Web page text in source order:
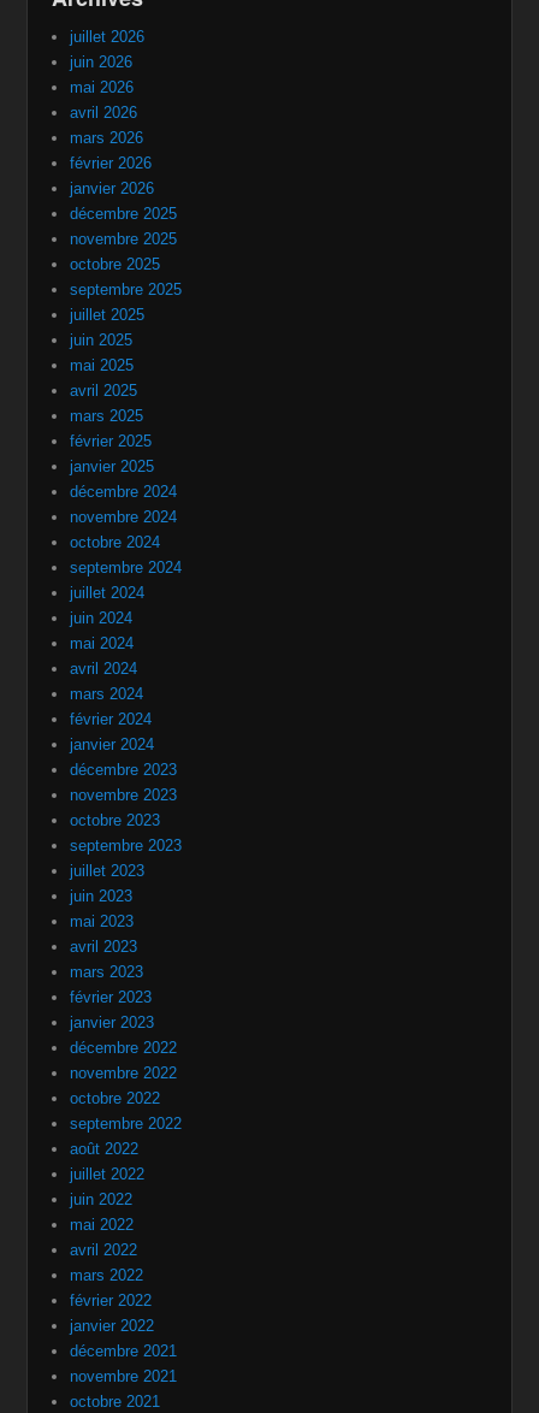
juillet 2026
juin 2026
mai 2026
avril 2026
mars 2026
février 2026
janvier 2026
décembre 2025
novembre 2025
octobre 2025
septembre 2025
juillet 2025
juin 2025
mai 2025
avril 2025
mars 2025
février 2025
janvier 2025
décembre 2024
novembre 2024
octobre 2024
septembre 2024
juillet 2024
juin 2024
mai 2024
avril 2024
mars 2024
février 2024
janvier 2024
décembre 2023
novembre 2023
octobre 2023
septembre 2023
juillet 2023
juin 2023
mai 2023
avril 2023
mars 2023
février 2023
janvier 2023
décembre 2022
novembre 2022
octobre 2022
septembre 2022
août 2022
juillet 2022
juin 2022
mai 2022
avril 2022
mars 2022
février 2022
janvier 2022
décembre 2021
novembre 2021
octobre 2021